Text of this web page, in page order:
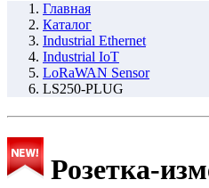
Главная
Каталог
Industrial Ethernet
Industrial IoT
LoRaWAN Sensor
LS250-PLUG
Розетка-